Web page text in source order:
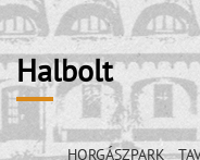
Halbolt
HORGÁSZPARK